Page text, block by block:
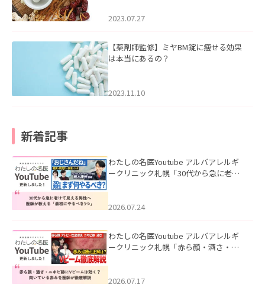
2023.07.27
【薬剤師監修】ミヤBM錠に痩せる効果
は本当にあるの？
2023.11.10
新着記事
わたしの名医Youtube アルバアレルギ
ークリニック札幌「30代から急に老け
た。
2026.07.24
わたしの名医Youtube アルバアレルギ
ークリニック札幌「赤ら顔・酒さ・ニ
した。
2026.07.17